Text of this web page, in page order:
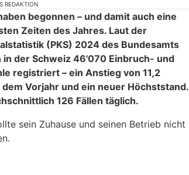
REDAKTION
begonnen – und damit auch eine
Zeiten des Jahres. Laut der
(PKS) 2024 des Bundesamts
der Schweiz 46'070 Einbruch- und
registriert – ein Anstieg von 11,2
Vorjahr und ein neuer Höchststand.
126 Fällen täglich.
sein Zuhause und seinen Betrieb nicht